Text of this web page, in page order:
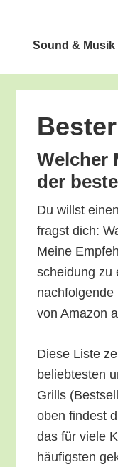
Sound & Musik
Wel­cher
der
Du willst
fragst dich:
Mei­ne
schei­dung zu
nach­fol­gen­de
von Ama­zon
Die­se Lis­te
belieb­tes­ten
Grills
oben fin­dest
das für vie­le
häu­figs­ten